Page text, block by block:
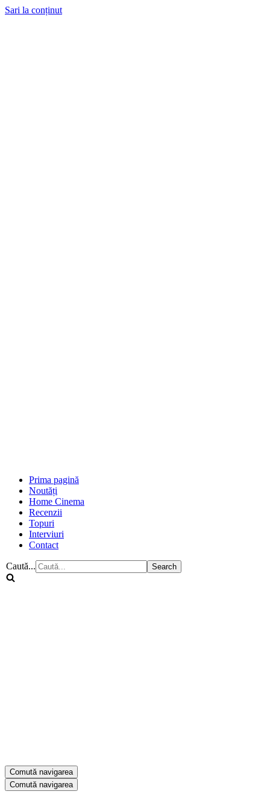
Sari la conținut
Prima pagină
Noutăți
Home Cinema
Recenzii
Topuri
Interviuri
Contact
Caută...
Comută navigarea
Comută navigarea